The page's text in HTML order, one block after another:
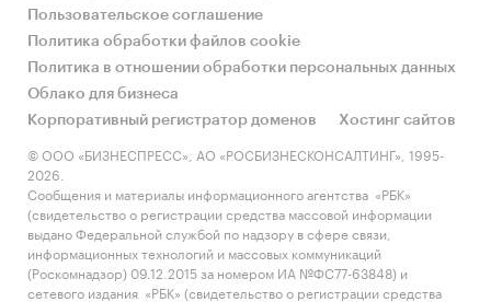
Пользовательское соглашение
Политика обработки файлов cookie
Политика в отношении обработки персональных данных
Облако для бизнеса
Корпоративный регистратор доменов
Хостинг сайтов
© ООО «БИЗНЕСПРЕСС», АО «РОСБИЗНЕСКОНСАЛТИНГ», 1995-
2026.
Сообщения и материалы информационного агентства «РБК»
(свидетельство о регистрации средства массовой информации
выдано Федеральной службой по надзору в сфере связи,
информационных технологий и массовых коммуникаций
(Роскомнадзор) 09.12.2015 за номером ИА №ФС77-63848) и
сетевого издания «РБК» (свидетельство о регистрации средства